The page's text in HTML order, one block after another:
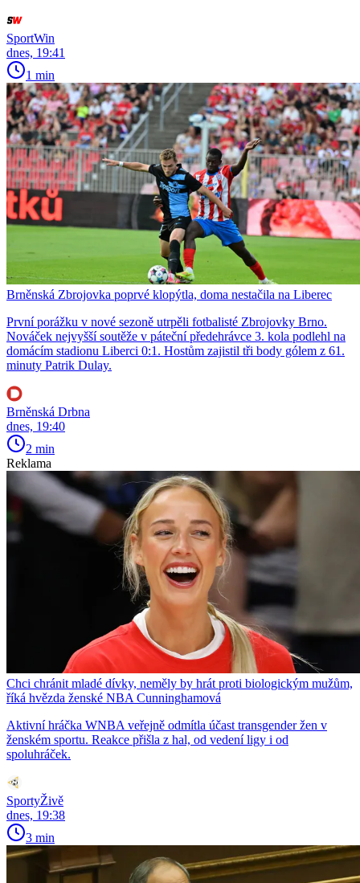
SportWin
dnes, 19:41
1 min
Brněnská Zbrojovka poprvé klopýtla, doma nestačila na Liberec
První porážku v nové sezoně utrpěli fotbalisté Zbrojovky Brno.
Nováček nejvyšší soutěže v páteční předehrávce 3. kola podlehl na
domácím stadionu Liberci 0:1. Hostům zajistil tři body gólem z 61.
minuty Patrik Dulay.
Brněnská Drbna
dnes, 19:40
2 min
Reklama
Chci chránit mladé dívky, neměly by hrát proti biologickým mužům,
říká hvězda ženské NBA Cunninghamová
Aktivní hráčka WNBA veřejně odmítla účast transgender žen v
ženském sportu. Reakce přišla z hal, od vedení ligy i od
spoluhráček.
SportyŽivě
dnes, 19:38
3 min